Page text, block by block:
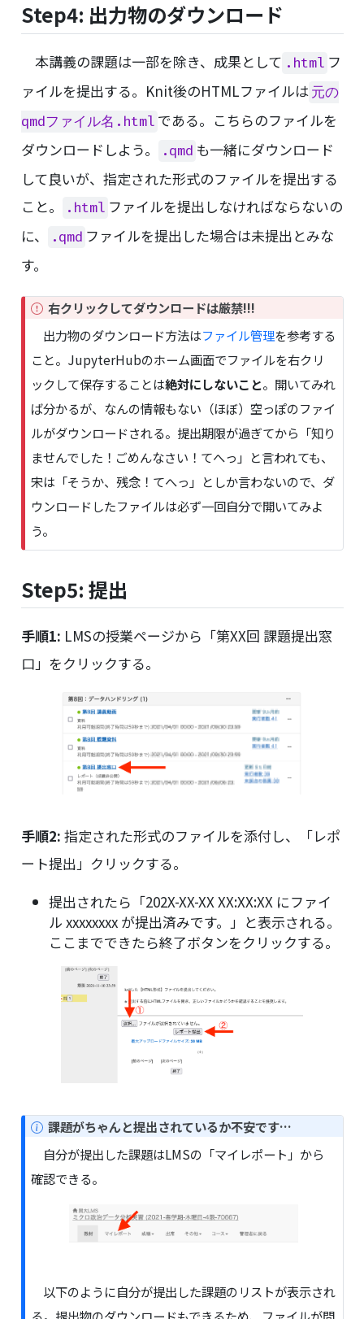
Step4: 出力物のダウンロード
本講義の課題は一部を除き、成果として .html フ
ァイルを提出する。Knit後のHTMLファイルは 元の
qmdファイル名.html である。こちらのファイルを
ダウンロードしよう。
.qmd も一緒にダウンロード
して良いが、指定された形式のファイルを提出する
こと。
.html ファイルを提出しなければならないの
に、
.qmd ファイルを提出した場合は未提出とみな
す。
I
p
o
r
t
a
n
t
右クリックしてダウンロードは厳禁!!!
出力物のダウンロード方法はファイル管理を参考する
こと。JupyterHubのホーム画面でファイルを右クリ
ックして保存することは絶対にしないこと。開いてみれ
ば分かるが、なんの情報もない（ほぼ）空っぽのファイ
ルがダウンロードされる。提出期限が過ぎてから「知り
ませんでした！ごめんなさい！てへっ」と言われても、
宋は「そうか、残念！てへっ」としか言わないので、ダ
ウンロードしたファイルは必ず一回自分で開いてみよ
う。
Step5: 提出
手順1: LMSの授業ページから「第XX回 課題提出窓
口」をクリックする。
手順2: 指定された形式のファイルを添付し、「レポ
ート提出」クリックする。
提出されたら「202X-XX-XX XX:XX:XX にファイ
ル xxxxxxxx が提出済みです。」と表示される。
ここまでできたら終了ボタンをクリックする。
N
t
e
課題がちゃんと提出されているか不安です…
自分が提出した課題はLMSの「マイレポート」から
確認できる。
以下のように自分が提出した課題のリストが表示され